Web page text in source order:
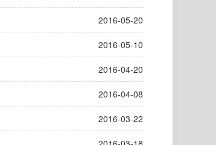
2016-05-20
2016-05-10
2016-04-20
2016-04-08
2016-03-22